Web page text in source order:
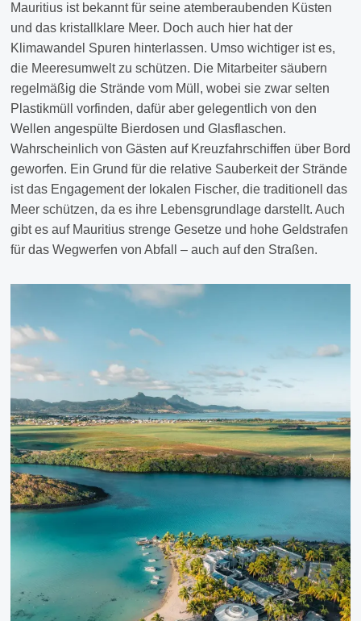
Mauritius ist bekannt für seine atemberaubenden Küsten
und das kristallklare Meer. Doch auch hier hat der
Klimawandel Spuren hinterlassen. Umso wichtiger ist es,
die Meeresumwelt zu schützen. Die Mitarbeiter säubern
regelmäßig die Strände vom Müll, wobei sie zwar selten
Plastikmüll vorfinden, dafür aber gelegentlich von den
Wellen angespülte Bierdosen und Glasflaschen.
Wahrscheinlich von Gästen auf Kreuzfahrschiffen über Bord
geworfen. Ein Grund für die relative Sauberkeit der Strände
ist das Engagement der lokalen Fischer, die traditionell das
Meer schützen, da es ihre Lebensgrundlage darstellt. Auch
gibt es auf Mauritius strenge Gesetze und hohe Geldstrafen
für das Wegwerfen von Abfall – auch auf den Straßen.